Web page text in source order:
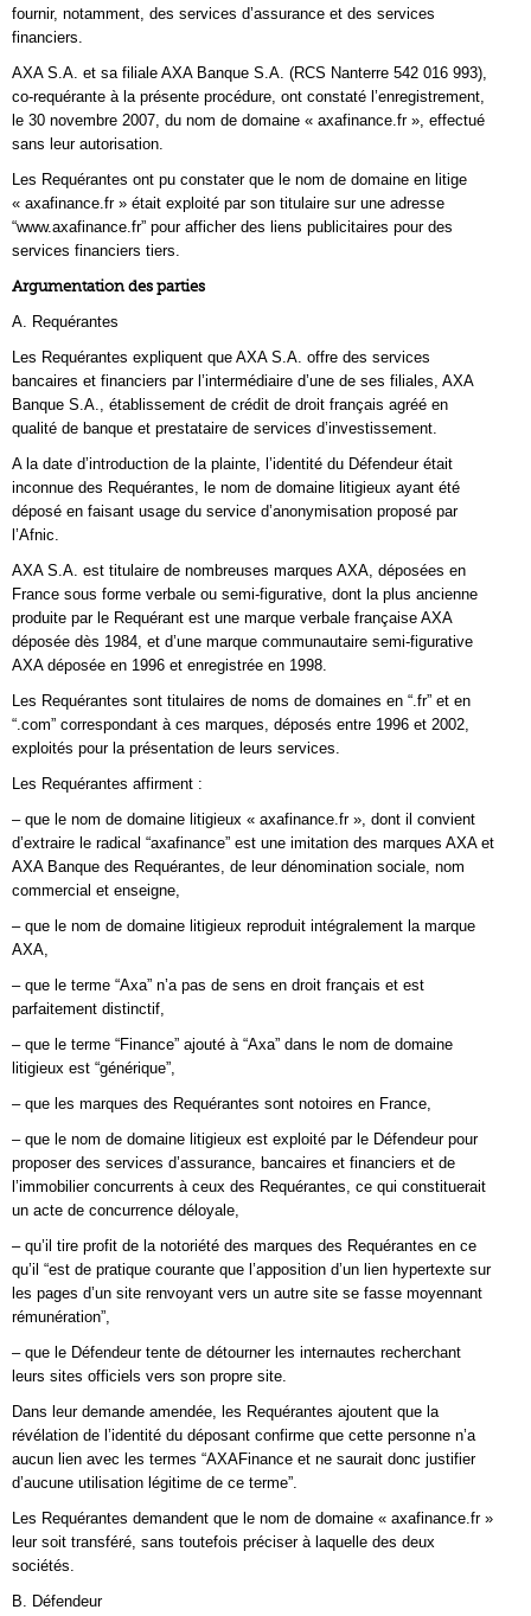
fournir, notamment, des services d’assurance et des services
financiers.
AXA S.A. et sa filiale AXA Banque S.A. (RCS Nanterre 542 016 993),
co-requérante à la présente procédure, ont constaté l’enregistrement,
le 30 novembre 2007, du nom de domaine « axafinance.fr », effectué
sans leur autorisation.
Les Requérantes ont pu constater que le nom de domaine en litige
« axafinance.fr » était exploité par son titulaire sur une adresse
“www.axafinance.fr” pour afficher des liens publicitaires pour des
services financiers tiers.
Argumentation des parties
A. Requérantes
Les Requérantes expliquent que AXA S.A. offre des services
bancaires et financiers par l’intermédiaire d’une de ses filiales, AXA
Banque S.A., établissement de crédit de droit français agréé en
qualité de banque et prestataire de services d’investissement.
A la date d’introduction de la plainte, l’identité du Défendeur était
inconnue des Requérantes, le nom de domaine litigieux ayant été
déposé en faisant usage du service d’anonymisation proposé par
l’Afnic.
AXA S.A. est titulaire de nombreuses marques AXA, déposées en
France sous forme verbale ou semi-figurative, dont la plus ancienne
produite par le Requérant est une marque verbale française AXA
déposée dès 1984, et d’une marque communautaire semi-figurative
AXA déposée en 1996 et enregistrée en 1998.
Les Requérantes sont titulaires de noms de domaines en “.fr” et en
“.com” correspondant à ces marques, déposés entre 1996 et 2002,
exploités pour la présentation de leurs services.
Les Requérantes affirment :
– que le nom de domaine litigieux « axafinance.fr », dont il convient
d’extraire le radical “axafinance” est une imitation des marques AXA et
AXA Banque des Requérantes, de leur dénomination sociale, nom
commercial et enseigne,
– que le nom de domaine litigieux reproduit intégralement la marque
AXA,
– que le terme “Axa” n’a pas de sens en droit français et est
parfaitement distinctif,
– que le terme “Finance” ajouté à “Axa” dans le nom de domaine
litigieux est “générique”,
– que les marques des Requérantes sont notoires en France,
– que le nom de domaine litigieux est exploité par le Défendeur pour
proposer des services d’assurance, bancaires et financiers et de
l’immobilier concurrents à ceux des Requérantes, ce qui constituerait
un acte de concurrence déloyale,
– qu’il tire profit de la notoriété des marques des Requérantes en ce
qu’il “est de pratique courante que l’apposition d’un lien hypertexte sur
les pages d’un site renvoyant vers un autre site se fasse moyennant
rémunération”,
– que le Défendeur tente de détourner les internautes recherchant
leurs sites officiels vers son propre site.
Dans leur demande amendée, les Requérantes ajoutent que la
révélation de l’identité du déposant confirme que cette personne n’a
aucun lien avec les termes “AXAFinance et ne saurait donc justifier
d’aucune utilisation légitime de ce terme”.
Les Requérantes demandent que le nom de domaine « axafinance.fr »
leur soit transféré, sans toutefois préciser à laquelle des deux
sociétés.
B. Défendeur